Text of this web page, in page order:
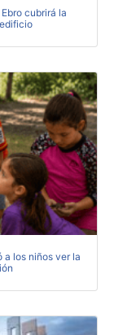
cubrirá la
a los niños ver la